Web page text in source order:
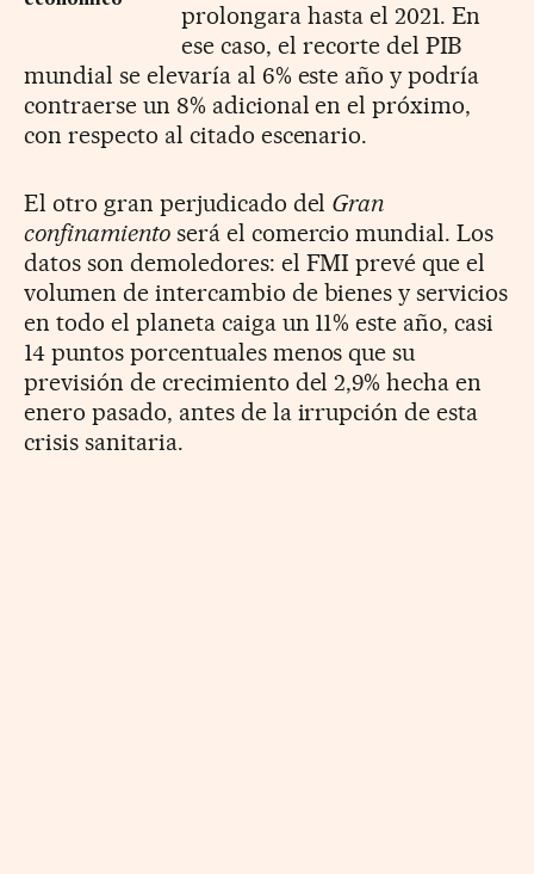
prolongara hasta el 2021. En
ese caso, el recorte del PIB
mundial se elevaría al 6% este año y podría
contraerse un 8% adicional en el próximo,
con respecto al citado escenario.
El otro gran perjudicado del Gran
confinamientoserá el comercio mundial. Los
datos son demoledores: el FMI prevé que el
volumen de intercambio de bienes y servicios
en todo el planeta caiga un 11% este año, casi
14 puntos porcentuales menos que su
previsión de crecimiento del 2,9% hecha en
enero pasado, antes de la irrupción de esta
crisis sanitaria.